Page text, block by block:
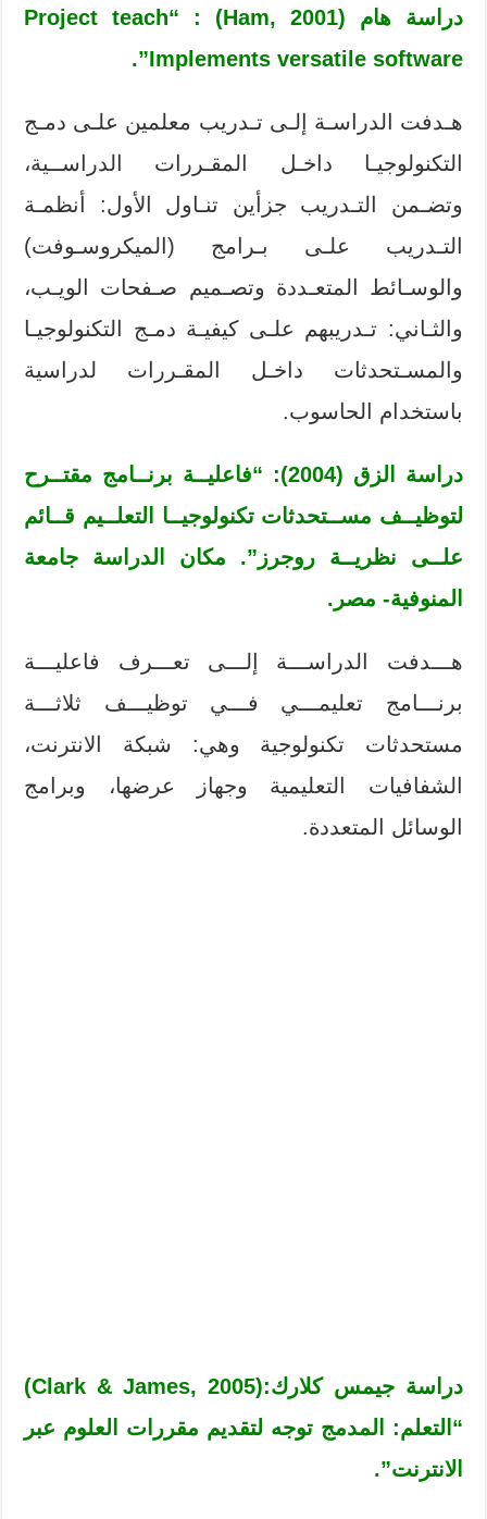
دراسة هام (Ham, 2001) : “Project teach
Implements versatile software”.
هـدفت الدراسـة إلـى تـدريب معلمين علـى دمـج
التكنولوجيـا داخـل المقـررات الدراســية،
وتضـمن التـدريب جزأين تنـاول الأول: أنظمـة
التـدريب علـى بـرامج (الميكروسـوفت)
والوسـائط المتعـددة وتصـميم صـفحات الويـب،
والثـاني: تـدريبهم علـى كيفيـة دمـج التكنولوجيـا
والمسـتحدثات داخـل المقـررات لدراسية
باستخدام الحاسوب.
دراسة الزق (2004): “فاعليــة برنــامج مقتــرح
لتوظيــف مســتحدثات تكنولوجيــا التعلــيم قــائم
علــى نظريــة روجرز”. مكان الدراسة جامعة
المنوفية- مصر.
هـــدفت الدراســـة إلـــى تعـــرف فاعليـــة
برنـــامج تعليمـــي فـــي توظيـــف ثلاثـــة
مستحدثات تكنولوجية وهي: شبكة الانترنت،
الشفافيات التعليمية وجهاز عرضها، وبرامج
الوسائل المتعددة.
دراسة جيمس كلارك:(Clark & James, 2005)
“التعلم: المدمج توجه لتقديم مقررات العلوم عبر
الانترنت”.